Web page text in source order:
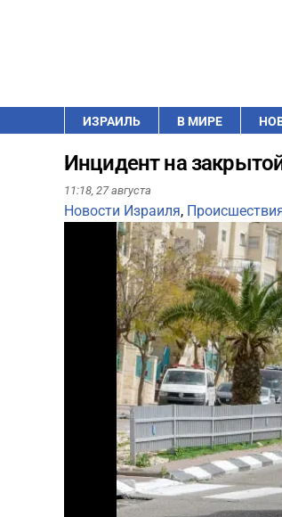
ИЗРАИЛЬ В МИРЕ
Инцидент на
11:18, 27 августа
Новости Израиля,